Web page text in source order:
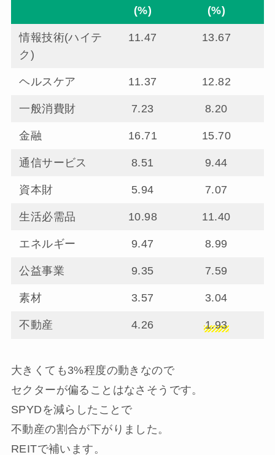
(%)
(%)
情報技術(ハイテ
ク)
11.47 13.67
ヘルスケア 11.37 12.82
一般消費財 7.23 8.20
金融 16.71 15.70
通信サービス 8.51 9.44
資本財 5.94 7.07
生活必需品 10.98 11.40
エネルギー 9.47 8.99
公益事業 9.35 7.59
素材 3.57 3.04
不動産 4.26 1.93
大きくても3%程度の動きなので
セクターが偏ることはなさそうです。
SPYDを減らしたことで
不動産の割合が下がりました。
REITで補います。